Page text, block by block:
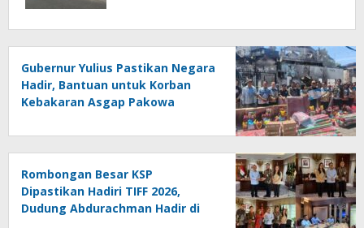
Gubernur Yulius Pastikan Negara
Hadir, Bantuan untuk Korban
Kebakaran Asgap Pakowa
Rombongan Besar KSP
Dipastikan Hadiri TIFF 2026,
Dudung Abdurachman Hadir di